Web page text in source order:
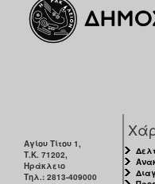
Αγίου Τίτου 1,
Τ.Κ. 71202,
Ηράκλειο
Τηλ.: 2813-409000